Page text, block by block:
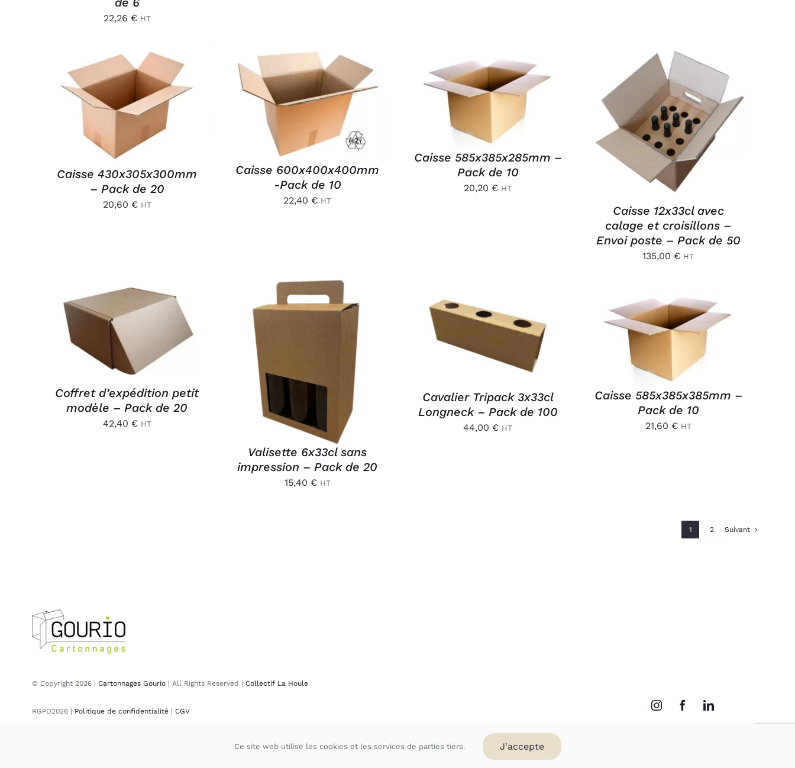
22,26 € HT
AJOUTER AU PANIER
/
APERÇU
Caisse 430x305x300mm
– Pack de 20
20,60 € HT
AJOUTER AU PANIER
/
APERÇU
Caisse 600x400x400mm
-Pack de 10
22,40 € HT
AJOUTER AU PANIER
/
APERÇU
Caisse 585x385x285mm –
Pack de 10
20,20 € HT
AJOUTER AU PANIER
APERÇU
Caisse 12x33cl avec
calage et croisillons –
Envoi poste – Pack de 50
135,00 € HT
AJOUTER AU PANIER
APERÇU
Coffret d’expédition petit
modèle – Pack de 20
42,40 € HT
AJOUTER AU PANIER
/
Valisette 6x33cl sans
impression – Pack de 20
15,40 € HT
AJOUTER AU PANIER
Cavalier Tripack 3x33cl
Longneck – Pack de 100
44,00 € HT
AJOUTER AU PANIER
/
APERÇU
Caisse 585x385x385mm –
Pack de 10
21,60 € HT
1 2 Suivant
© Copyright 2026 | Cartonnages Gourio| All Rights Reserved | Collectif La Houle
RGPD2026 | Politique de confidentialité| CGV
Ce site web utilise les cookies et les services de parties tiers. J'accepte